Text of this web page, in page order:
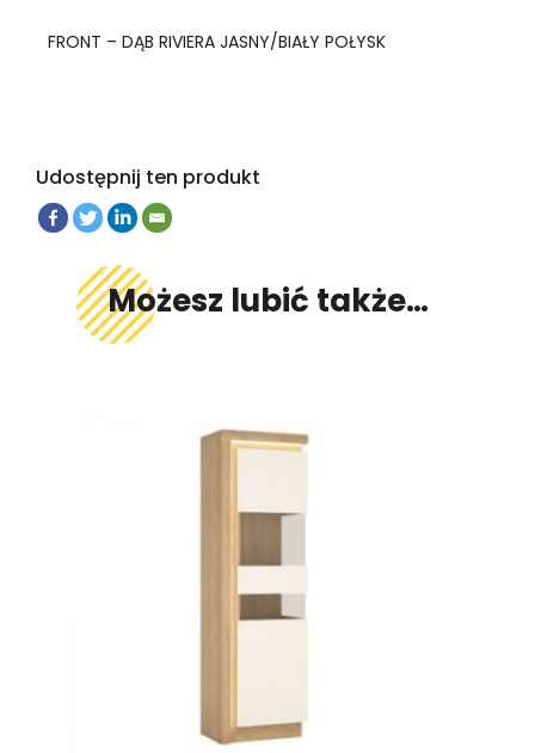
FRONT – DĄB RIVIERA JASNY/BIAŁY POŁYSK
Udostępnij ten produkt
Możesz lubić także…